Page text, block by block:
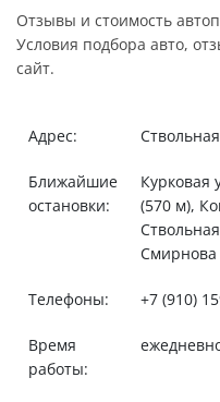
Отзывы и стоимость
Условия подбора авто,
сайт.
Адрес:
Ближайшие
остановки:
Курковая
(570 м),
Смирнова
Телефоны: +7 (910)
Время
работы: